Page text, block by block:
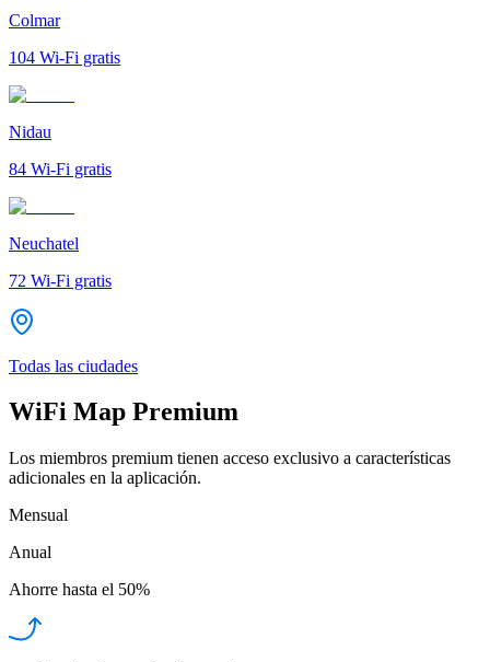
Colmar
104 Wi-Fi gratis
Nidau
84 Wi-Fi gratis
Neuchatel
72 Wi-Fi gratis
Todas las ciudades
WiFi Map Premium
Los miembros premium tienen acceso exclusivo a características
adicionales en la aplicación.
Mensual
Anual
Ahorre hasta el 50%